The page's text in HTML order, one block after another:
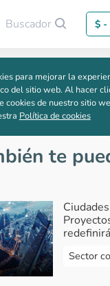
Buscador $ -
te
Sector
para mejorar la
del sitio web. Al hacer
cookies de nuestro sitio
Política de cookies